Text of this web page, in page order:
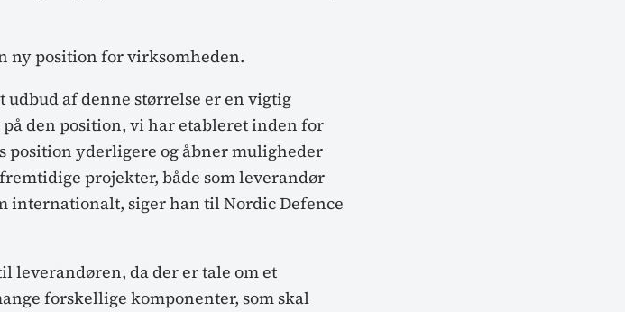
ny position for virksomheden.
af denne størrelse er en vigtig
den position, vi har etableret inden for
position yderligere og åbner muligheder
projekter, både som leverandør
internationalt, siger han til Nordic Defence
leverandøren, da der er tale om et
forskellige komponenter, som skal